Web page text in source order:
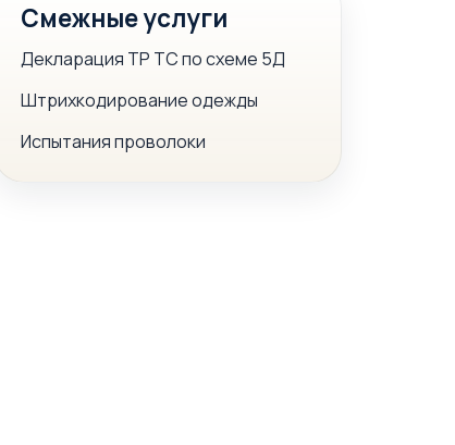
Смежные услуги
Декларация ТР ТС по схеме 5Д
Штрихкодирование одежды
Испытания проволоки